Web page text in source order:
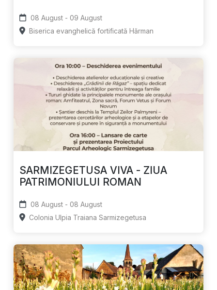
08 August - 09 August
Biserica evanghelică fortificată Hărman
SARMIZEGETUSA VIVA - ZIUA
PATRIMONIULUI ROMAN
08 August - 08 August
Colonia Ulpia Traiana Sarmizegetusa